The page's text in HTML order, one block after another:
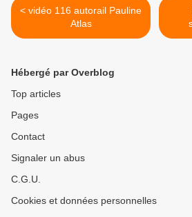
< vidéo 116 autorail Pauline
Atlas
Hébergé par Overblog
Top articles
Pages
Contact
Signaler un abus
C.G.U.
Cookies et données personnelles